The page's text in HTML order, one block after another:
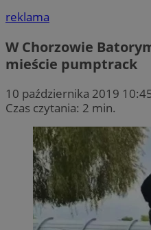
reklama
W Chorzowie
mieście pumptrack
10 października 2019
Czas czytania: 2 min.